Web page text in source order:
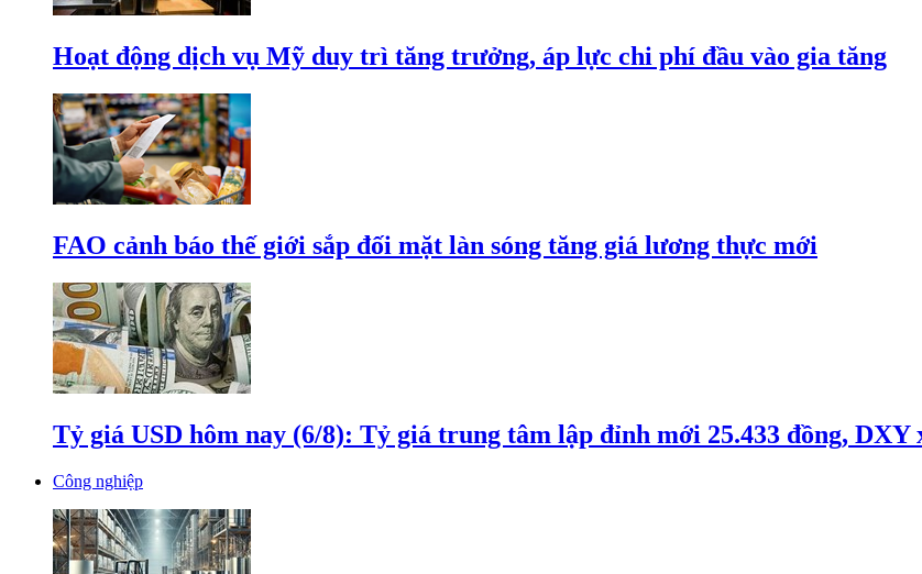
Hoạt động dịch vụ Mỹ duy trì tăng trưởng, áp lực chi phí đầu vào gia tăng
FAO cảnh báo thế giới sắp đối mặt làn sóng tăng giá lương thực mới
Tỷ giá USD hôm nay (6/8): Tỷ giá trung tâm lập đỉnh mới 25.433 đồng, DXY
Công nghiệp